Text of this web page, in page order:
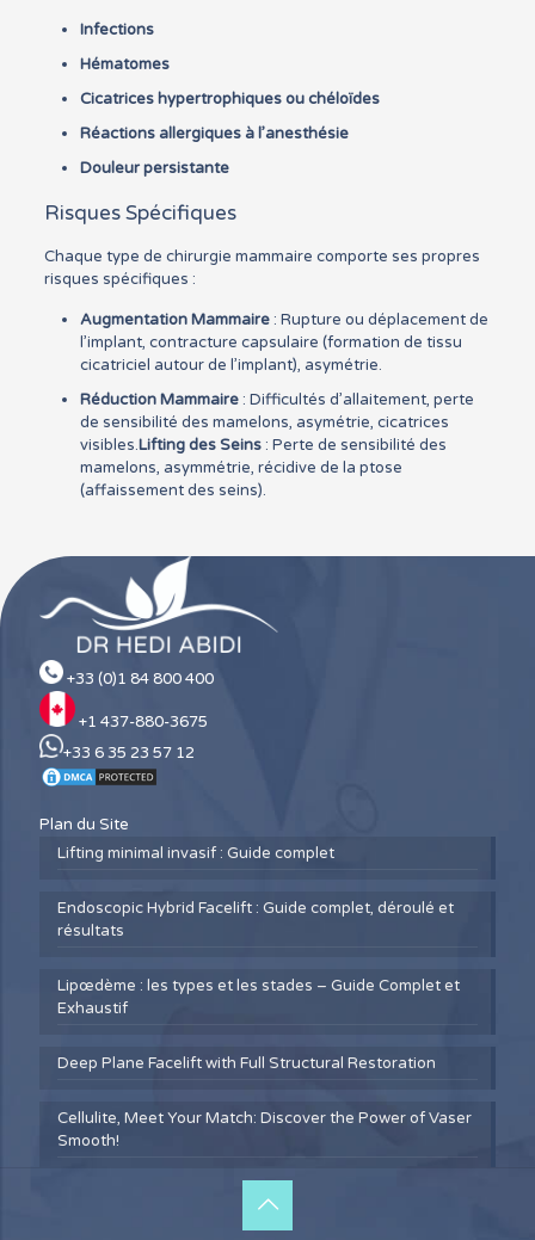
Infections
Hématomes
Cicatrices hypertrophiques ou chéloïdes
Réactions allergiques à l’anesthésie
Douleur persistante
Risques Spécifiques
Chaque type de chirurgie mammaire comporte ses propres
risques spécifiques :
Augmentation Mammaire: Rupture ou déplacement de
l’implant, contracture capsulaire (formation de tissu
cicatriciel autour de l’implant), asymétrie.
Réduction Mammaire: Difficultés d’allaitement, perte
de sensibilité des mamelons, asymétrie, cicatrices
visibles.Lifting des Seins: Perte de sensibilité des
mamelons, asymmétrie, récidive de la ptose
(affaissement des seins).
+33 (0)1 84 800 400
+1 437-880-3675
+33 6 35 23 57 12
Plan du Site
Lifting minimal invasif : Guide complet
Endoscopic Hybrid Facelift : Guide complet, déroulé et
résultats
Lipœdème : les types et les stades – Guide Complet et
Exhaustif
Deep Plane Facelift with Full Structural Restoration
Cellulite, Meet Your Match: Discover the Power of Vaser
Smooth!